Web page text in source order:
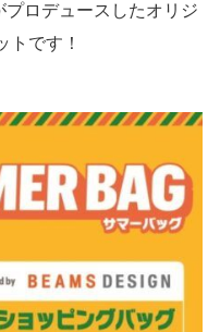
ロデュースしたオリジ
トです！